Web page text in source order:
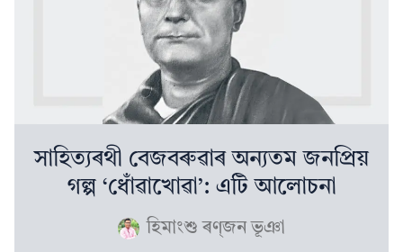
সাহিত্যৰথী বেজবৰুৱাৰ অন্যতম জনপ্ৰিয়
গল্প ‘ধোঁৱাখোৱা’: এটি আলোচনা
হিমাংশু ৰণ্‌জন ভূঞা